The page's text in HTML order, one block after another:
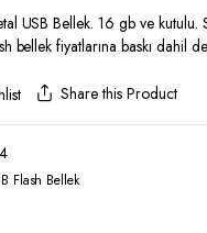
USB Bellek. 16 gb ve kutulu.
bellek fiyatlarına baskı dahil
Share this Product
Flash Bellek